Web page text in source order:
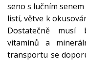
seno s lučním
listí, větve k
Dostatečně musí
vitamínů a
transportu se